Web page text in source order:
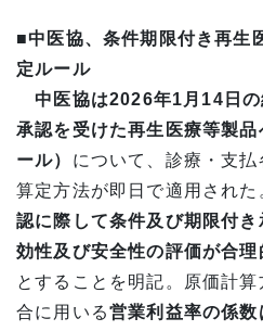
■中医協、条件期限付き再生
定ルール
中医協は2026年1月14日の
承認を受けた再生医療等製
ール） について、診療・支
算定方法が即日で適用された
認に際して条件及び期限付
効性及び安全性の評価が合
とすることを明記。原価計
合に用いる営業利益率の係数